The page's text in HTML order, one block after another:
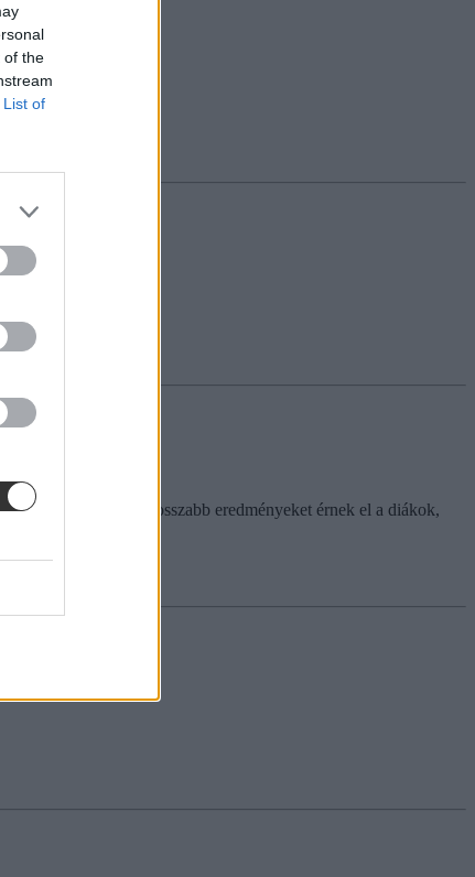
of the
List of
ki, hogy évről-évre rosszabb eredményeket érnek el a diákok,